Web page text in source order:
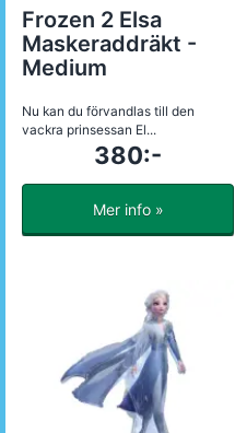
Frozen 2 Elsa
Maskeraddräkt -
Medium
Nu kan du förvandlas till den
vackra prinsessan El...
380:-
Mer info »